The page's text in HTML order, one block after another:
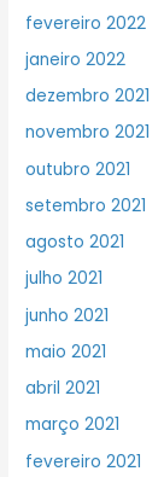
fevereiro 2022
janeiro 2022
dezembro 2021
novembro 2021
outubro 2021
setembro 2021
agosto 2021
julho 2021
junho 2021
maio 2021
abril 2021
março 2021
fevereiro 2021